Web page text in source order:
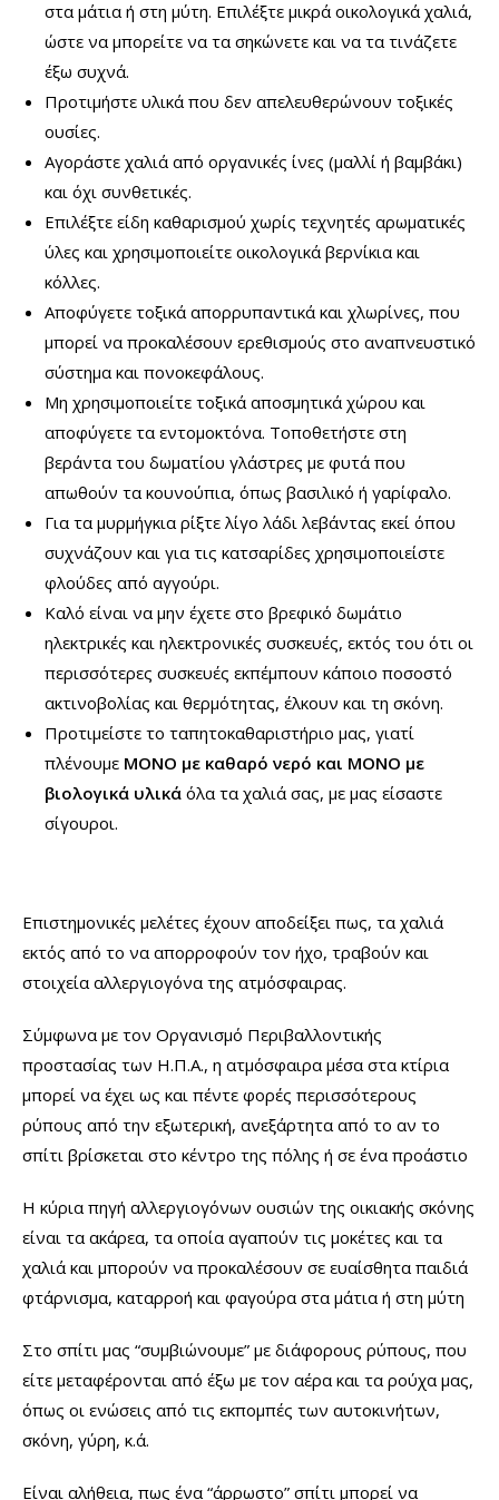
στα μάτια ή στη μύτη. Επιλέξτε μικρά οικολογικά χαλιά,
ώστε να μπορείτε να τα σηκώνετε και να τα τινάζετε
έξω συχνά.
Προτιμήστε υλικά που δεν απελευθερώνουν τοξικές
ουσίες.
Αγοράστε χαλιά από οργανικές ίνες (μαλλί ή βαμβάκι)
και όχι συνθετικές.
Επιλέξτε είδη καθαρισμού χωρίς τεχνητές αρωματικές
ύλες και χρησιμοποιείτε οικολογικά βερνίκια και
κόλλες.
Αποφύγετε τοξικά απορρυπαντικά και χλωρίνες, που
μπορεί να προκαλέσουν ερεθισμούς στο αναπνευστικό
σύστημα και πονοκεφάλους.
Μη χρησιμοποιείτε τοξικά αποσμητικά χώρου και
αποφύγετε τα εντομοκτόνα. Τοποθετήστε στη
βεράντα του δωματίου γλάστρες με φυτά που
απωθούν τα κουνούπια, όπως βασιλικό ή γαρίφαλο.
Για τα μυρμήγκια ρίξτε λίγο λάδι λεβάντας εκεί όπου
συχνάζουν και για τις κατσαρίδες χρησιμοποιείστε
φλούδες από αγγούρι.
Καλό είναι να μην έχετε στο βρεφικό δωμάτιο
ηλεκτρικές και ηλεκτρονικές συσκευές, εκτός του ότι οι
περισσότερες συσκευές εκπέμπουν κάποιο ποσοστό
ακτινοβολίας και θερμότητας, έλκουν και τη σκόνη.
Προτιμείστε το ταπητοκαθαριστήριο μας, γιατί
πλένουμε ΜΟΝΟ με καθαρό νερό και ΜΟΝΟ με
βιολογικά υλικά όλα τα χαλιά σας, με μας είσαστε
σίγουροι.
Επιστημονικές μελέτες έχουν αποδείξει πως, τα χαλιά
εκτός από το να απορροφούν τον ήχο, τραβούν και
στοιχεία αλλεργιογόνα της ατμόσφαιρας.
Σύμφωνα με τον Οργανισμό Περιβαλλοντικής
προστασίας των Η.Π.Α., η ατμόσφαιρα μέσα στα κτίρια
μπορεί να έχει ως και πέντε φορές περισσότερους
ρύπους από την εξωτερική, ανεξάρτητα από το αν το
σπίτι βρίσκεται στο κέντρο της πόλης ή σε ένα προάστιο
Η κύρια πηγή αλλεργιογόνων ουσιών της οικιακής σκόνης
είναι τα ακάρεα, τα οποία αγαπούν τις μοκέτες και τα
χαλιά και μπορούν να προκαλέσουν σε ευαίσθητα παιδιά
φτάρνισμα, καταρροή και φαγούρα στα μάτια ή στη μύτη
Στο σπίτι μας “συμβιώνουμε” με διάφορους ρύπους, που
είτε μεταφέρονται από έξω με τον αέρα και τα ρούχα μας,
όπως οι ενώσεις από τις εκπομπές των αυτοκινήτων,
σκόνη, γύρη, κ.ά.
Είναι αλήθεια, πως ένα “άρρωστο” σπίτι μπορεί να